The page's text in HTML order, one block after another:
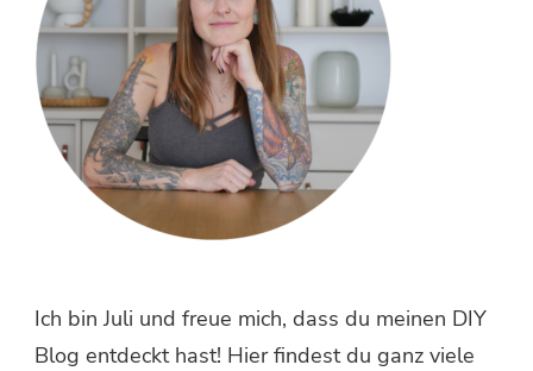
Ich bin Juli und freue mich, dass du meinen DIY
Blog entdeckt hast! Hier findest du ganz viele